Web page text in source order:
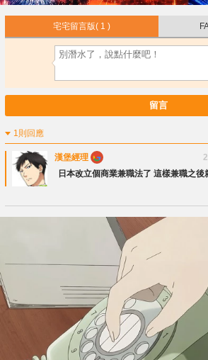
宅宅留言版( 1 )
留言
1則回應
漢堡經理
日本改立個商業兼職法了 這樣兼職之後